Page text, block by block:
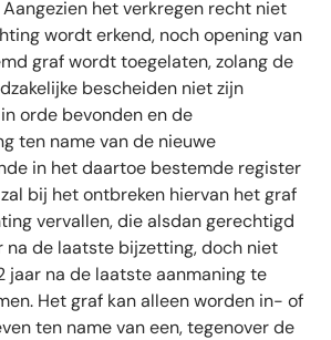
het verkregen recht niet
wordt erkend, noch opening van
graf wordt toegelaten, zolang de
bescheiden niet zijn
orde bevonden en de
ten name van de nieuwe
in het daartoe bestemde register
bij het ontbreken hiervan het graf
vervallen, die alsdan gerechtigd
na de laatste bijzetting, doch niet
jaar na de laatste aanmaning te
Het graf kan alleen worden in- of
ten name van een, tegenover de